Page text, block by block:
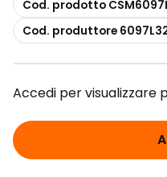
Cod. prodotto
copia
Cod. produttore
Accedi per visualizzare